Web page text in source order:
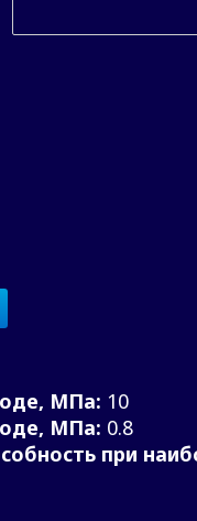
МПа: 10
МПа: 0.8
при